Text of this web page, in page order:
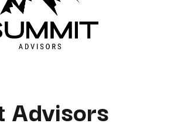
Advisors